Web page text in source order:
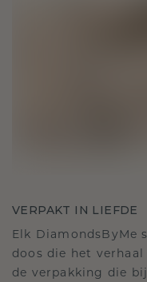
VERPAKT IN LIEFDE
Elk DiamondsByMe
doos die het
de verpakking die